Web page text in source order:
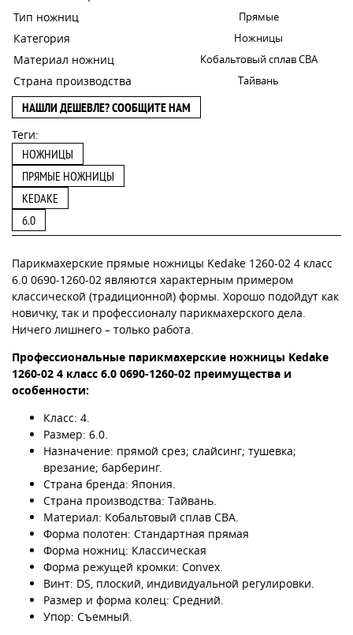
Тип ножниц Прямые
Категория Ножницы
Материал ножниц Кобальтовый сплав CBA
Страна производства Тайвань
НАШЛИ ДЕШЕВЛЕ? СООБЩИТЕ НАМ
Теги:
НОЖНИЦЫ
ПРЯМЫЕ НОЖНИЦЫ
KEDAKE
6.0
Парикмахерские прямые ножницы Kedake 1260-02 4 класс
6.0 0690-1260-02 являются характерным примером
классической (традиционной) формы. Хорошо подойдут как
новичку, так и профессионалу парикмахерского дела.
Ничего лишнего – только работа.
Профессиональные парикмахерские ножницы Kedake
1260-02 4 класс 6.0 0690-1260-02 преимущества и
особенности:
Класс: 4.
Размер: 6.0.
Назначение: прямой срез; слайсинг; тушевка;
врезание; барберинг.
Страна бренда: Япония.
Страна производства: Тайвань.
Материал: Кобальтовый сплав CBA.
Форма полотен: Стандартная прямая
Форма ножниц: Классическая
Форма режущей кромки: Convex.
Винт: DS, плоский, индивидуальной регулировки.
Размер и форма колец: Средний.
Упор: Съемный.